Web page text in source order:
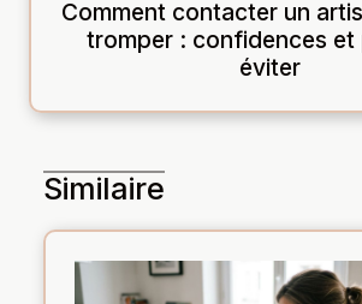
Comment contacter un
tromper : confidences et
éviter
Similaire